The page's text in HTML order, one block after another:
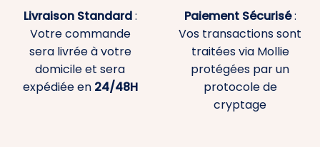
Livraison Standard:
Votre commande
sera livrée à votre
domicile et sera
expédiée en 24/48H
Paiement Sécurisé:
Vos transactions sont
traitées via Mollie
protégées par un
protocole de
cryptage